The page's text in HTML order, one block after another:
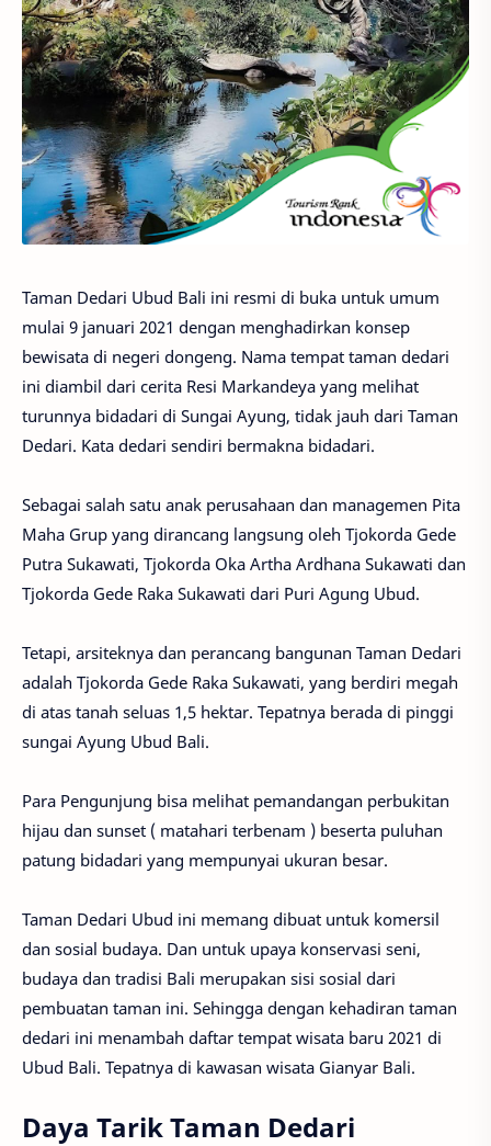
Taman Dedari Ubud Bali ini resmi di buka untuk umum
mulai 9 januari 2021 dengan menghadirkan konsep
bewisata di negeri dongeng. Nama tempat taman dedari
ini diambil dari cerita Resi Markandeya yang melihat
turunnya bidadari di Sungai Ayung, tidak jauh dari Taman
Dedari. Kata dedari sendiri bermakna bidadari.
Sebagai salah satu anak perusahaan dan managemen Pita
Maha Grup yang dirancang langsung oleh Tjokorda Gede
Putra Sukawati, Tjokorda Oka Artha Ardhana Sukawati dan
Tjokorda Gede Raka Sukawati dari Puri Agung Ubud.
Tetapi, arsiteknya dan perancang bangunan Taman Dedari
adalah Tjokorda Gede Raka Sukawati, yang berdiri megah
di atas tanah seluas 1,5 hektar. Tepatnya berada di pinggi
sungai Ayung Ubud Bali.
Para Pengunjung bisa melihat pemandangan perbukitan
hijau dan sunset ( matahari terbenam ) beserta puluhan
patung bidadari yang mempunyai ukuran besar.
Taman Dedari Ubud ini memang dibuat untuk komersil
dan sosial budaya. Dan untuk upaya konservasi seni,
budaya dan tradisi Bali merupakan sisi sosial dari
pembuatan taman ini. Sehingga dengan kehadiran taman
dedari ini menambah daftar tempat wisata baru 2021 di
Ubud Bali. Tepatnya di kawasan wisata Gianyar Bali.
Daya Tarik Taman Dedari